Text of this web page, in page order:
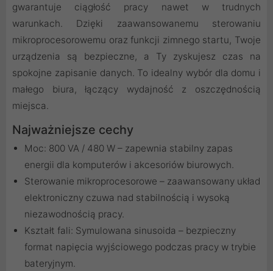
gwarantuje ciągłość pracy nawet w trudnych
warunkach. Dzięki zaawansowanemu sterowaniu
mikroprocesorowemu oraz funkcji zimnego startu, Twoje
urządzenia są bezpieczne, a Ty zyskujesz czas na
spokojne zapisanie danych. To idealny wybór dla domu i
małego biura, łączący wydajność z oszczędnością
miejsca.
Najważniejsze cechy
Moc: 800 VA / 480 W – zapewnia stabilny zapas
energii dla komputerów i akcesoriów biurowych.
Sterowanie mikroprocesorowe – zaawansowany układ
elektroniczny czuwa nad stabilnością i wysoką
niezawodnością pracy.
Kształt fali: Symulowana sinusoida – bezpieczny
format napięcia wyjściowego podczas pracy w trybie
bateryjnym.